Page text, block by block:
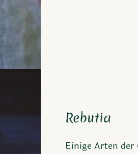
Rebutia
Einige Arten der